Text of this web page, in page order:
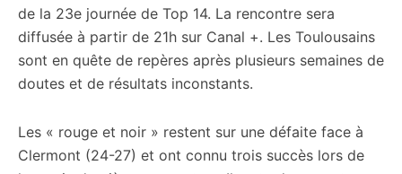
de la 23e journée de Top 14. La rencontre sera
diffusée à partir de 21h sur Canal +. Les Toulousains
sont en quête de repères après plusieurs semaines de
doutes et de résultats inconstants.
Les « rouge et noir » restent sur une défaite face à
Clermont (24-27) et ont connu trois succès lors de